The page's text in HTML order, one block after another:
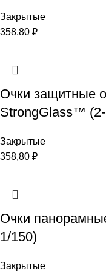
Закрытые
358,80 ₽
Очки защитные
StrongGlass™
Закрытые
358,80 ₽
Очки
1/150)
Закрытые